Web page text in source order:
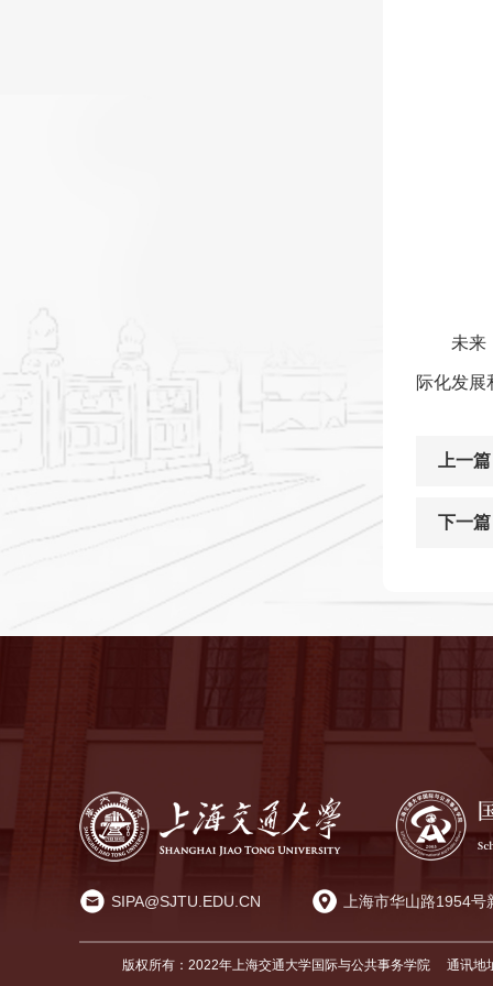
未来
际化发展
上一
下一
SIPA@SJTU.EDU.CN 上海市华山路1954号
版权所有：2022年上海交通大学国际与公共事务学院 通讯地